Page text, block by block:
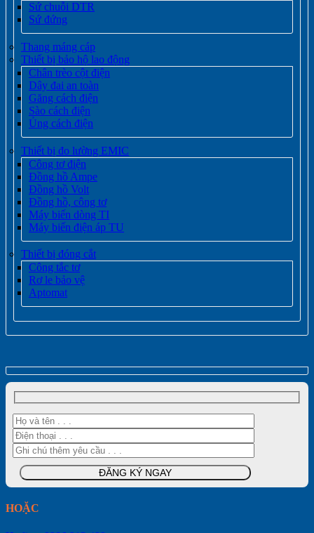
Sứ chuỗi DTR
Sứ đứng
Thang máng cáp
Thiết bị bảo hộ lao động
Chân trèo cột điện
Dây đai an toàn
Găng cách điện
Sào cách điện
Ủng cách điện
Thiết bị đo lường EMIC
Công tơ điện
Đồng hồ Ampe
Đồng hồ Volt
Đồng hồ, công tơ
Máy biến dòng TI
Máy biến điện áp TU
Thiết bị đóng cắt
Công tắc tơ
Rơ le bảo vệ
Aptomat
HOẶC